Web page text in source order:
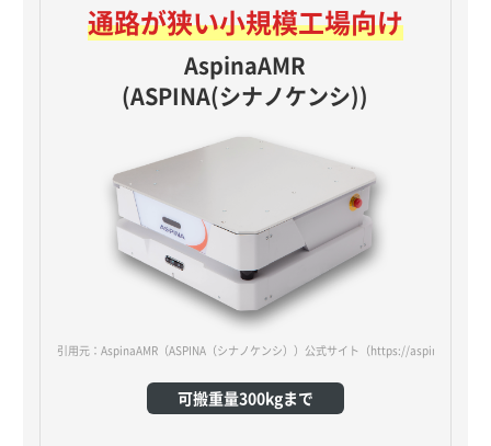
通路が狭い小規模工場向け
AspinaAMR
(ASPINA(シナノケンシ))
引用元：AspinaAMR（ASPINA（シナノケンシ））公式サイト （https://aspina-
可搬重量300kgまで